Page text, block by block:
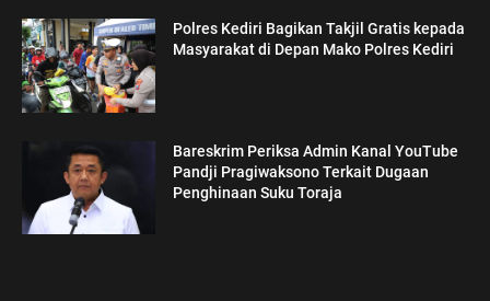
Polres Kediri Bagikan Takjil Gratis kepada
Masyarakat di Depan Mako Polres Kediri
Bareskrim Periksa Admin Kanal YouTube
Pandji Pragiwaksono Terkait Dugaan
Penghinaan Suku Toraja